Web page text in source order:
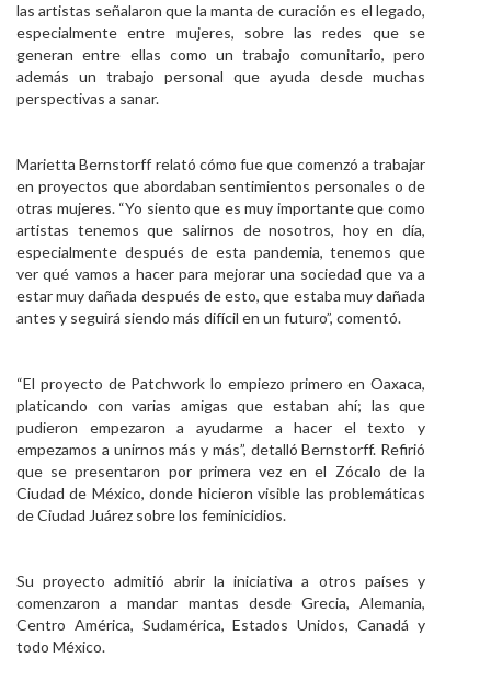
las artistas señalaron que la manta de curación es el legado,
especialmente entre mujeres, sobre las redes que se
generan entre ellas como un trabajo comunitario, pero
además un trabajo personal que ayuda desde muchas
perspectivas a sanar.
Marietta Bernstorff relató cómo fue que comenzó a trabajar
en proyectos que abordaban sentimientos personales o de
otras mujeres. “Yo siento que es muy importante que como
artistas tenemos que salirnos de nosotros, hoy en día,
especialmente después de esta pandemia, tenemos que
ver qué vamos a hacer para mejorar una sociedad que va a
estar muy dañada después de esto, que estaba muy dañada
antes y seguirá siendo más difícil en un futuro”, comentó.
“El proyecto de Patchwork lo empiezo primero en Oaxaca,
platicando con varias amigas que estaban ahí; las que
pudieron empezaron a ayudarme a hacer el texto y
empezamos a unirnos más y más”, detalló Bernstorff. Refirió
que se presentaron por primera vez en el Zócalo de la
Ciudad de México, donde hicieron visible las problemáticas
de Ciudad Juárez sobre los feminicidios.
Su proyecto admitió abrir la iniciativa a otros países y
comenzaron a mandar mantas desde Grecia, Alemania,
Centro América, Sudamérica, Estados Unidos, Canadá y
todo México.